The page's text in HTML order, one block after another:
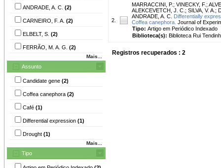
ANDRADE, A. C. (2)
CARNEIRO, F. A. (2)
ELBELT, S. (2)
FERRÃO, M. A. G. (2)
Mais...
Assunto
Candidate gene (2)
Coffea canephora (2)
Café (1)
Differential expression (1)
Drought (1)
Mais...
Tipo
2.
MARRACCINI, P. ; VINECKY, F. ;
ALEKCEVETCH, J. C. ; SILVA, V. A. ;
ANDRADE, A. C. Differentially
Coffea canephora. Journal of
Tipo: Artigo em Periódico Indexado
Biblioteca(s): Biblioteca Rui
Registros recuperados : 2